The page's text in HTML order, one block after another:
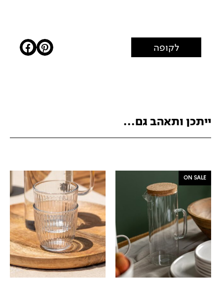
לקופה
ייתכן ותאהב גם...
ON SALE